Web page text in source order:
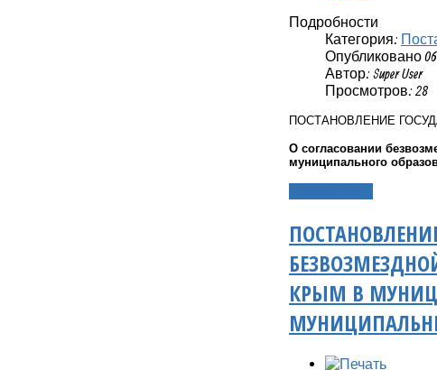
Подробности
Категория:
Опубликовано
Автор: Super User
Просмотров: 28
ПОСТАНОВЛЕНИЕ
О согласовании
муниципального
КРЫМ В